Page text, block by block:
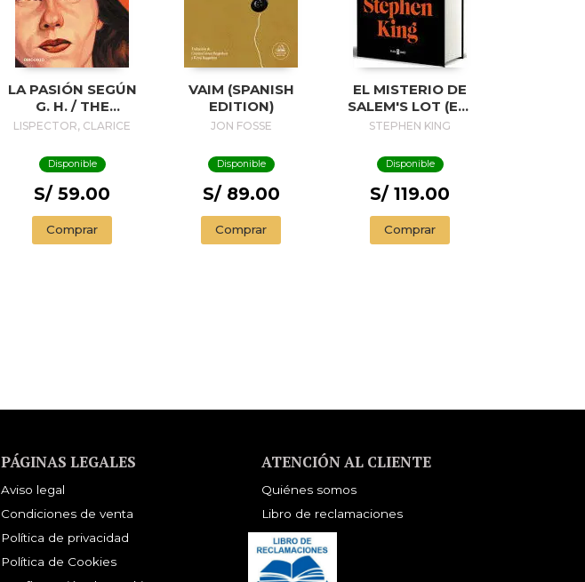
LA PASIÓN SEGÚN
G. H. / THE
PASSION
H.
LISPECTOR, CLARICE
Disponible
S/ 59.00
Comprar
VAIM (SPANISH
EDITION)
JON FOSSE
Disponible
S/ 89.00
Comprar
EL MISTERIO DE
SALEM'S LOT (ED.
50 ANIVERSARIO) /
STEPHEN KING
Disponible
S/ 119.00
Comprar
PÁGINAS LEGALES
Aviso legal
Condiciones de venta
Política de privacidad
Política de Cookies
ATENCIÓN AL CLIENTE
Quiénes somos
Libro de reclamaciones